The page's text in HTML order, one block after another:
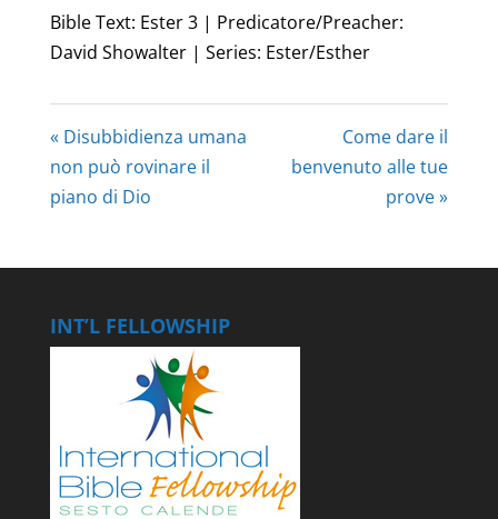
Bible Text: Ester 3| Predicatore/Preacher:
David Showalter | Series: Ester/Esther
« Disubbidienza umana
non può rovinare il
piano di Dio
Come dare il
benvenuto alle tue
prove »
INT’L FELLOWSHIP